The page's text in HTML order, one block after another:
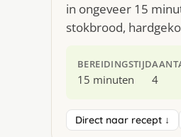
in ongeveer 15
stokbrood,
BEREIDINGSTIJD
15 minuten 4
Direct naar recept ↓